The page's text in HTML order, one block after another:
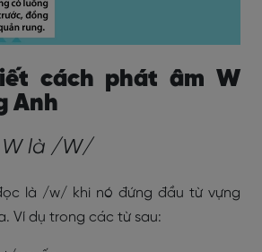
cách phát âm W
Anh
W là /W/
là /w/ khi nó đứng đầu từ vựng
Ví dụ trong các từ sau: